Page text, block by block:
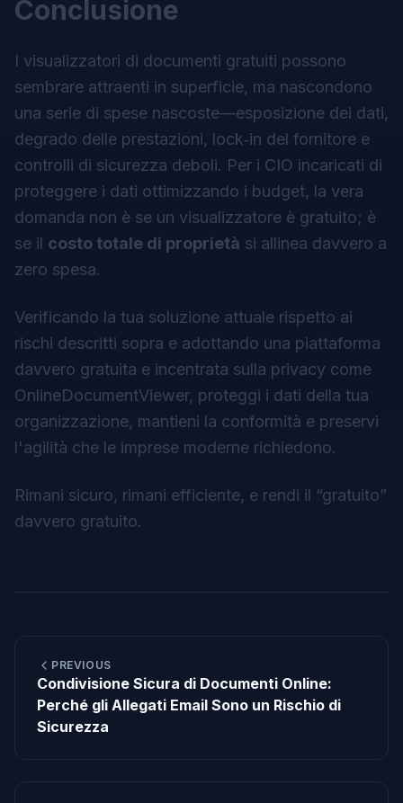
Conclusione
I visualizzatori di documenti gratuiti possono
sembrare attraenti in superficie, ma nascondono
una serie di spese nascoste—esposizione dei dati,
degrado delle prestazioni, lock‑in del fornitore e
controlli di sicurezza deboli. Per i CIO incaricati di
proteggere i dati ottimizzando i budget, la vera
domanda non è se un visualizzatore è gratuito; è
se il costo totale di proprietà si allinea davvero a
zero spesa.
Verificando la tua soluzione attuale rispetto ai
rischi descritti sopra e adottando una piattaforma
davvero gratuita e incentrata sulla privacy come
OnlineDocumentViewer, proteggi i dati della tua
organizzazione, mantieni la conformità e preservi
l'agilità che le imprese moderne richiedono.
Rimani sicuro, rimani efficiente, e rendi il “gratuito”
davvero gratuito.
PREVIOUS
Condivisione Sicura di Documenti Online:
Perché gli Allegati Email Sono un Rischio di
Sicurezza